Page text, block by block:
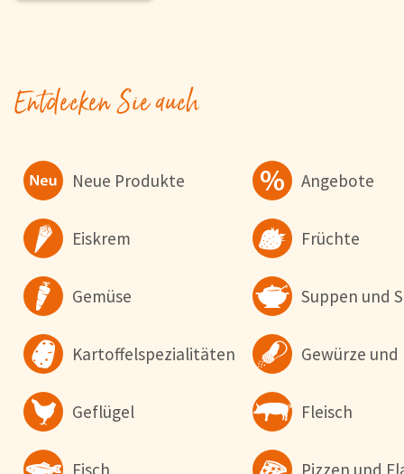
Entdecken Sie auch
Neue Produkte Angebote
Eiskrem Früchte
Gemüse Suppen und
Kartoffelspezialitäten Gewürze
Geflügel Fleisch
Fisch Pizzen und
Cookie-Hinweis
Um unsere Webseiten für Sie optimal zu gestalten und
verbessern, sowie zur Geschwindigkeitsoptimierung und für
Chat-Funktion verwenden wir Cookies. Durch Bestätigen des
'Alle akzeptieren' stimmen Sie der Verwendung zu. Über den